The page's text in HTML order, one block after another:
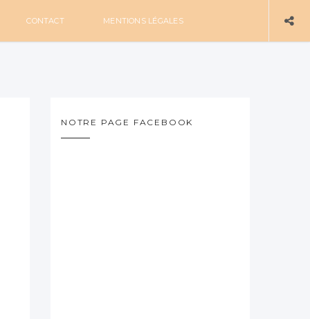
CONTACT MENTIONS LÉGALES
NOTRE PAGE FACEBOOK